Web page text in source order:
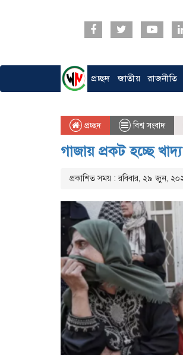
প্রচ্ছদ জাতীয় রাজনীতি
প্রচ্ছদ বিশ্ব সংবাদ
গাজায় প্রকট হচ্ছে
প্রকাশিত সময় : রবিবার, ২৯ জুন,